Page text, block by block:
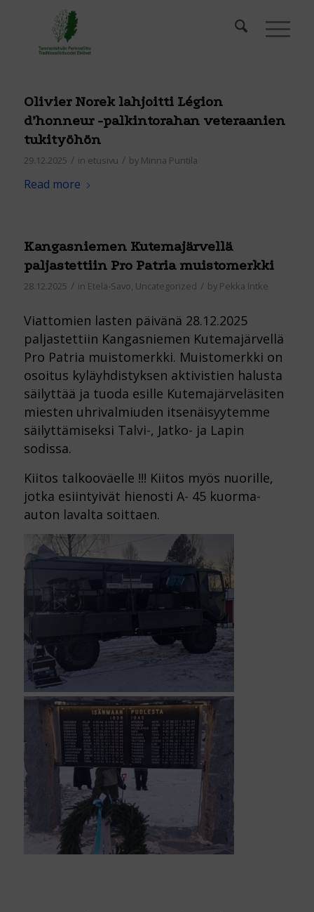
Olivier Norek lahjoitti Légion
d’honneur -palkintorahan veteraanien
tukityöhön
29.12.2025 / in etusivu / by Minna Puntila
Read more
Kangasniemen Kutemajärvellä
paljastettiin Pro Patria muistomerkki
28.12.2025 / in Etelä-Savo, Uncategorized / by Pekka Intke
Viattomien lasten päivänä 28.12.2025
paljastettiin Kangasniemen Kutemajärvellä
Pro Patria muistomerkki. Muistomerkki on
osoitus kyläyhdistyksen aktivistien halusta
säilyttää ja tuoda esille Kutemajärveläsiten
miesten uhrivalmiuden itsenäisyytemme
säilyttämiseksi Talvi-, Jatko- ja Lapin
sodissa.
Kiitos talkooväelle !!! Kiitos myös nuorille,
jotka esiintyivät hienosti A- 45 kuorma-
auton lavalta soittaen.